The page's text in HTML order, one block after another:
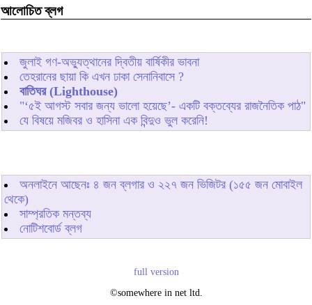
আলোচিত ব্লগ
জুলাই গণ-অভ্যুত্থানের দ্বিতীয় বার্ষিকীর ভাবনা
তেহরানের ছায়া কি এখন ঢাকা সেনানিবাসে ?
বাতিঘর (Lighthouse)
"‘৫ই আগস্ট সবার জন্য ভালো হয়েছে’- একটি বক্তব্যের রাজনৈতিক পাঠ"
যে বিষয়ে মজিবর ও হাসিনা এক বিন্দুও ভুল করেনি!
অনলাইনে আছেনঃ ৪ জন ব্লগার ও ২২৭ জন ভিজিটর (১৫৫ জন মোবাইল
থেকে)
সাম্প্রতিক মন্তব্য
নোটিশবোর্ড ব্লগ
full version
©somewhere in net ltd.